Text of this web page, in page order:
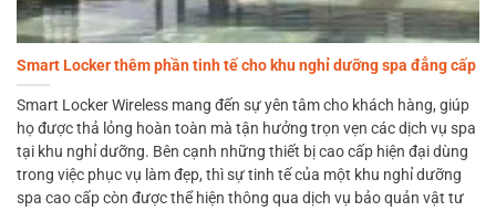
Smart Locker thêm phần tinh tế cho khu nghỉ dưỡng spa đẳng cấp
Smart Locker Wireless mang đến sự yên tâm cho khách hàng, giúp
họ được thả lỏng hoàn toàn mà tận hưởng trọn vẹn các dịch vụ spa
tại khu nghỉ dưỡng. Bên cạnh những thiết bị cao cấp hiện đại dùng
trong việc phục vụ làm đẹp, thì sự tinh tế của một khu nghỉ dưỡng
spa cao cấp còn được thể hiện thông qua dịch vụ bảo quản vật tư